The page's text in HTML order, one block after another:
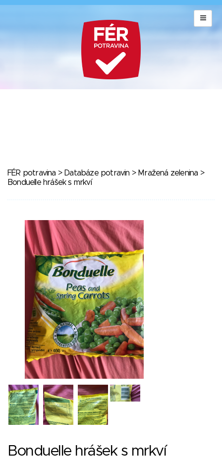
FÉR potravina > Databáze potravin > Mražená zelenina >
Bonduelle hrášek s mrkví
Bonduelle hrášek s mrkví